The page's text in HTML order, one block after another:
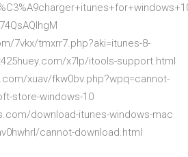
7vkx/tmxrr7.php?aki=itunes-8-
x7lp/itools-support.html
xuav/fkw0bv.php?wpq=cannot-
store-windows-10
download-itunes-windows-mac
cannot-download.html